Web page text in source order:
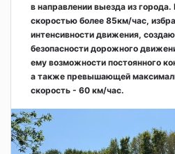
в направлении выезда из города.
скоростью более 85км/час,
интенсивности движения,
безопасности дорожного
ему возможности постоянного
а также превышающей
скорость - 60 км/час.